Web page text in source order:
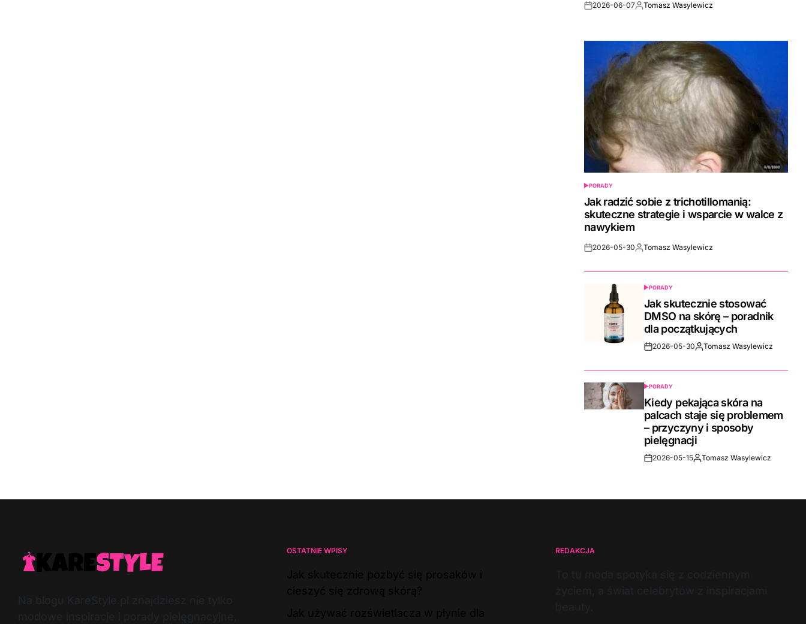
Post2026-06-07By:Tomasz Wasylewicz
POSTED
IN
PORADY
Jak radzić sobie z trichotillomanią:
skuteczne strategie i wsparcie w walce z
nawykiem
Post2026-05-30By:Tomasz Wasylewicz
POSTED
IN
PORADY
Jak skutecznie stosować
DMSO na skórę – poradnik
dla początkujących
Post2026-05-30By:Tomasz Wasylewicz
POSTED
IN
PORADY
Kiedy pekająca skóra na
palcach staje się problemem
– przyczyny i sposoby
pielęgnacji
Post2026-05-15By:Tomasz Wasylewicz
OSTATNIE WPISY REDAKCJA